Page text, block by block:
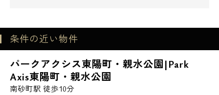
セブンイレブン江東東陽4丁目店 178m
サンクス東陽4丁目店 272m
・ドラッグストア
条件の近い物件
パークアクシス東陽町・親水公園|Park
Axis東陽町・親水公園
南砂町駅 徒歩10分
営業時間 10：00～18：00
メールでお問い合わせ